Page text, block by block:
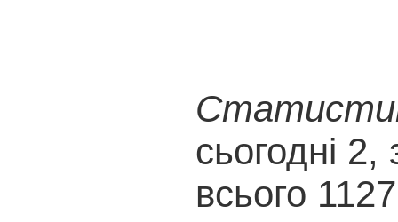
сьогодні 2,
всього 1127